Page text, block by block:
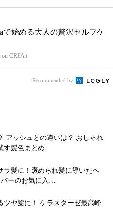
で始める大人の贅沢セルフケ
CREA）
Recommended by
アッシュとの違いは？ おしゃれ
す髪色まとめ
ラ髪に！褒められ髪に導いたヘ
バーのお気に入…
ツヤ髪に！ ケラスターゼ最高峰